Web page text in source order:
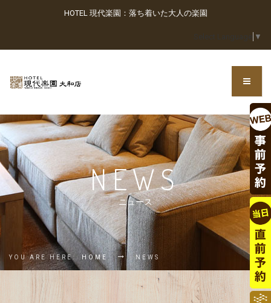
HOTEL 現代楽園：落ち着いた大人の楽園
Select Language ▼
NEWS
ニュース
YOU ARE HERE: HOME NEWS